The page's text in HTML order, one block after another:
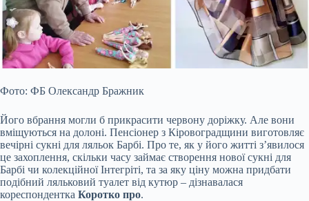
Фото: ФБ Олександр Бражник
Його вбрання могли б прикрасити червону доріжку. Але вони
вміщуються на долоні. Пенсіонер з Кіровоградщини виготовляє
вечірні сукні для ляльок Барбі. Про те, як у його житті з’явилося
це захоплення, скільки часу займає створення нової сукні для
Барбі чи колекційної Інтегріті, та за яку ціну можна придбати
подібний ляльковий туалет від кутюр – дізнавалася
кореспондентка Коротко про.